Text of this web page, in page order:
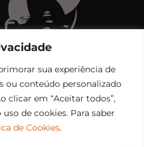
sua experiência de
ou conteúdo personalizado
clicar em “Aceitar todos”,
de cookies. Para saber
de Cookies.